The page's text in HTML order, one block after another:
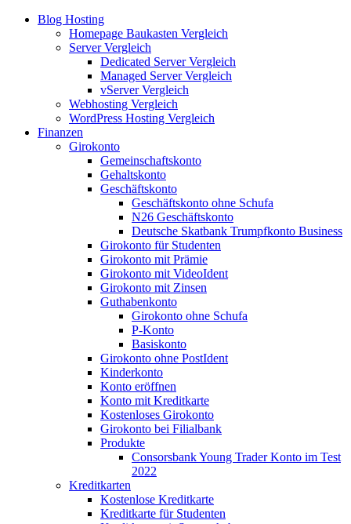
Blog Hosting
Homepage Baukasten Vergleich
Server Vergleich
Dedicated Server Vergleich
Managed Server Vergleich
vServer Vergleich
Webhosting Vergleich
WordPress Hosting Vergleich
Finanzen
Girokonto
Gemeinschaftskonto
Gehaltskonto
Geschäftskonto
Geschäftskonto ohne Schufa
N26 Geschäftskonto
Deutsche Skatbank Trumpfkonto Business
Girokonto für Studenten
Girokonto mit Prämie
Girokonto mit VideoIdent
Girokonto mit Zinsen
Guthabenkonto
Girokonto ohne Schufa
P-Konto
Basiskonto
Girokonto ohne PostIdent
Kinderkonto
Konto eröffnen
Konto mit Kreditkarte
Kostenloses Girokonto
Girokonto bei Filialbank
Produkte
Consorsbank Young Trader Konto im Test
2022
Kreditkarten
Kostenlose Kreditkarte
Kreditkarte für Studenten